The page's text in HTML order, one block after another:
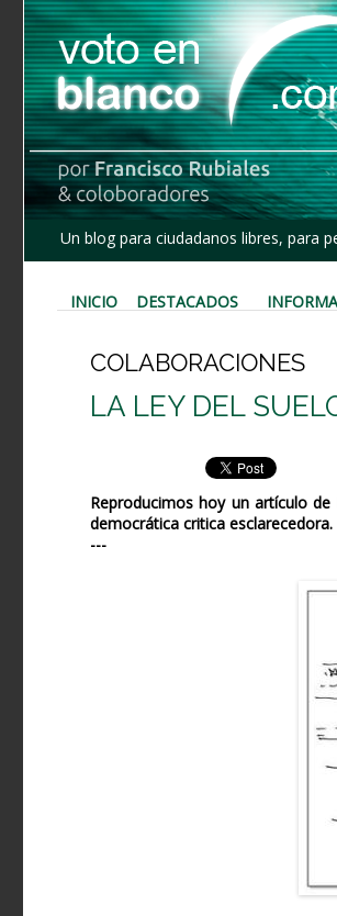
Un blog para ciudadanos libres, para
INICIO DESTACADOS
COLABORACIONES
LA LEY DEL
Reproducimos hoy un artículo
democrática critica esclarecedora.
---